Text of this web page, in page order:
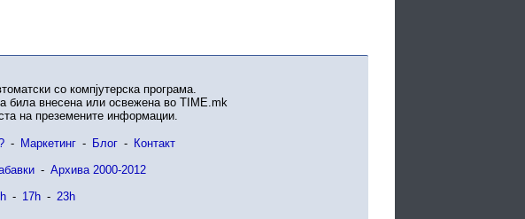
со компјутерска програма.
била внесена или освежена во TIME.mk
на преземените информации.
- Маркетинг - Блог - Контакт
- Архива 2000-2012
- 17h - 23h